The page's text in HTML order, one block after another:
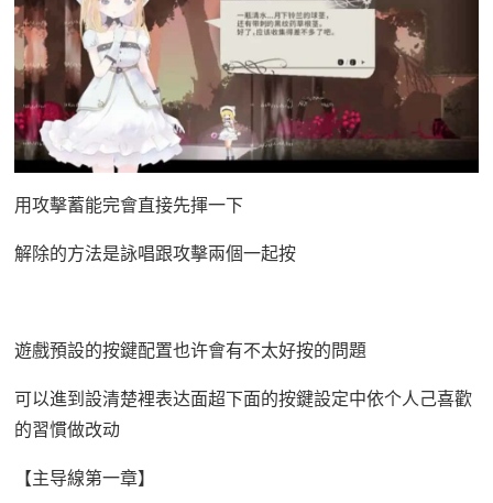
用攻擊蓄能完會直接先揮一下
解除的方法是詠唱跟攻擊兩個一起按
遊戲預設的按鍵配置也许會有不太好按的問題
可以進到設清楚裡表达面超下面的按鍵設定中依个人己喜歡
的習慣做改动
【主导線第一章】